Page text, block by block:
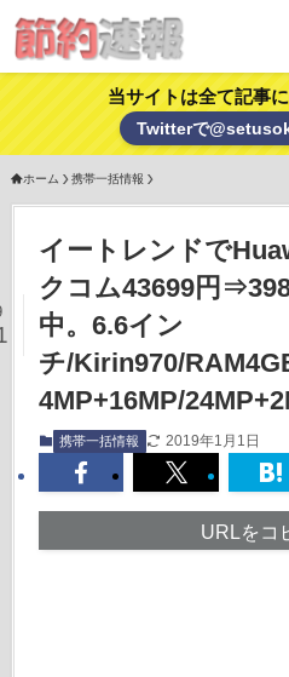
当サイトは全て記事
Twitterで
ホーム 携帯一括情報
イートレンドで
クコム43699円
中。6.6イン
チ/Kirin970/
4MP+16MP/
携帯一括情報 2019年1月1日
URLをコ